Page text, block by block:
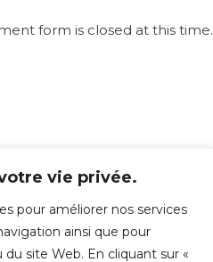
vie privée.
pour améliorer nos services
ainsi que pour
site Web. En cliquant sur «
form is closed at this time.